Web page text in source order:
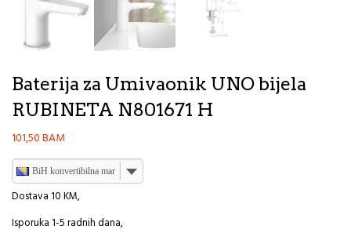
Baterija za Umivaonik UNO bijela
RUBINETA N801671 H
101,50BAM
BiH konvertibilna marka
Dostava 10 KM,
Isporuka 1-5 radnih dana,